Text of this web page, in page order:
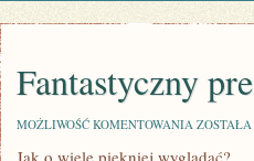
Fantastyczny
MOŻLIWOŚĆ KOMENTOWANIA
DLA
Jak o wiele piękniej wyglądać?